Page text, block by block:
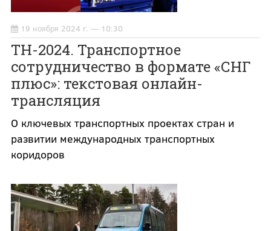
19 ноября 2024 г. — 10:30
ТН-2024. Транспортное
сотрудничество в формате «СНГ
плюс»: текстовая онлайн-
трансляция
О ключевых транспортных проектах стран и
развитии международных транспортных
коридоров